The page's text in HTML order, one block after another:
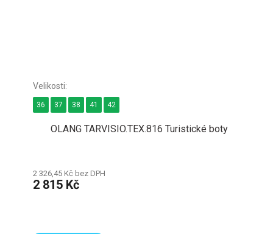
OLANG TARVISIO.TEX.816 Turistické boty
2 326,45 Kč bez DPH
2 815 Kč
36 37 38 41 42